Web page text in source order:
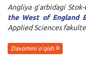
Angliya gʻarbidagi
the West of England
Applied Sciences
Davomini o'qish